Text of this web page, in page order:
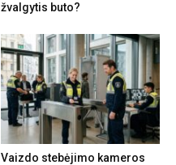
žvalgytis buto?
Vaizdo stebėjimo kameros